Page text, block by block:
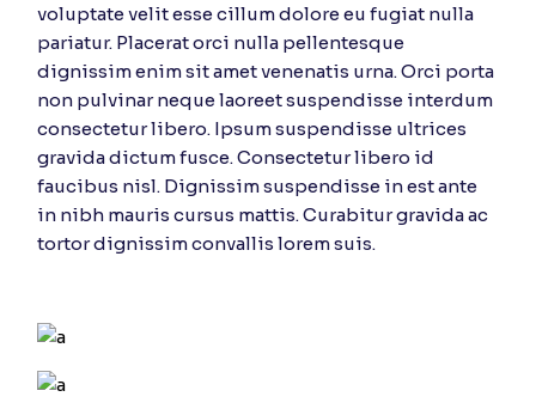
voluptate velit esse cillum dolore eu fugiat nulla
pariatur. Placerat orci nulla pellentesque
dignissim enim sit amet venenatis urna. Orci porta
non pulvinar neque laoreet suspendisse interdum
consectetur libero. Ipsum suspendisse ultrices
gravida dictum fusce. Consectetur libero id
faucibus nisl. Dignissim suspendisse in est ante
in nibh mauris cursus mattis. Curabitur gravida ac
tortor dignissim convallis lorem suis.